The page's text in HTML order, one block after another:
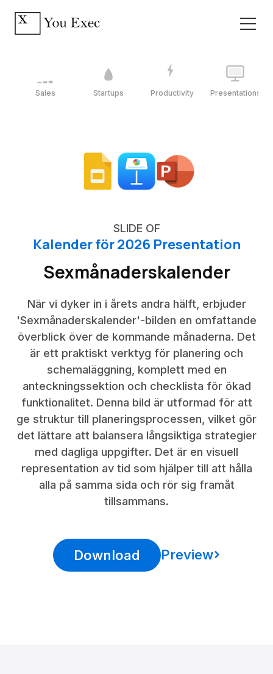
Sales Startups Productivity Presentations
SLIDE OF
Kalender för 2026 Presentation
Sexmånaderskalender
När vi dyker in i årets andra hälft, erbjuder
'Sexmånaderskalender'-bilden en omfattande
överblick över de kommande månaderna. Det
är ett praktiskt verktyg för planering och
schemaläggning, komplett med en
anteckningssektion och checklista för ökad
funktionalitet. Denna bild är utformad för att
ge struktur till planeringsprocessen, vilket gör
det lättare att balansera långsiktiga strategier
med dagliga uppgifter. Det är en visuell
representation av tid som hjälper till att hålla
alla på samma sida och rör sig framåt
tillsammans.
Download Preview